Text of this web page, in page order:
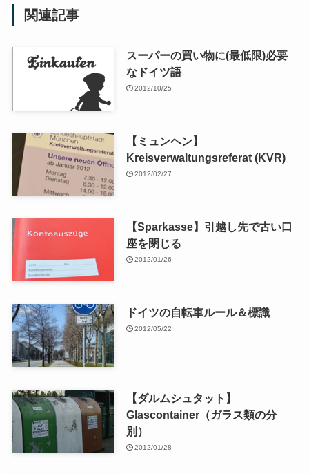
関連記事
スーパーの買い物に(最低限)必要
なドイツ語
2012/10/25
【ミュンヘン】
Kreisverwaltungsreferat (KVR)
2012/02/27
【Sparkasse】引越し先で古い口
座を閉じる
2012/01/26
ドイツの自転車ルール＆標識
2012/05/22
【ダルムシュタット】
Glascontainer（ガラス類の分
別）
2012/01/28